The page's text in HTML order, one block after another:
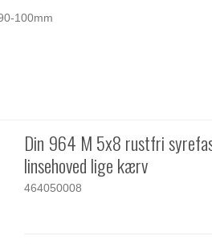
100mm
Din 964 M 5x8 rustfri
linsehoved lige kærv
464050008